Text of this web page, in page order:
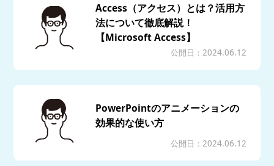
Access（アクセス）とは？活用方
法について徹底解説！
【Microsoft Access】
公開日：2024.06.12
PowerPointのアニメーションの
効果的な使い方
公開日：2024.06.12